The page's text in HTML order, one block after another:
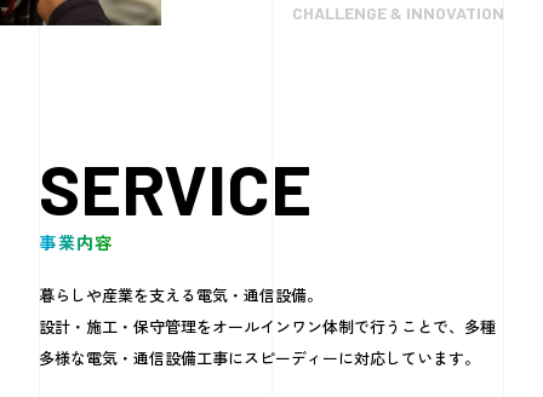
CHALLENGE & INNOVATION
SERVICE
事業内容
暮らしや産業を支える電気・通信設備。
設計・施工・保守管理をオールインワン体制で行うことで、 多種
多様な電気・通信設備工事にスピーディーに対応しています。